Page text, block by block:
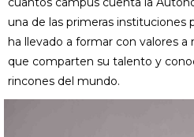
una de las primeras instituciones
ha llevado a formar con valores
que comparten su talento y
rincones del mundo.